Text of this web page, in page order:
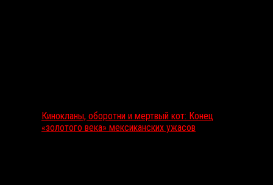
Кинокланы, оборотни и мертвый кот: Конец
«золотого века» мексиканских ужасов